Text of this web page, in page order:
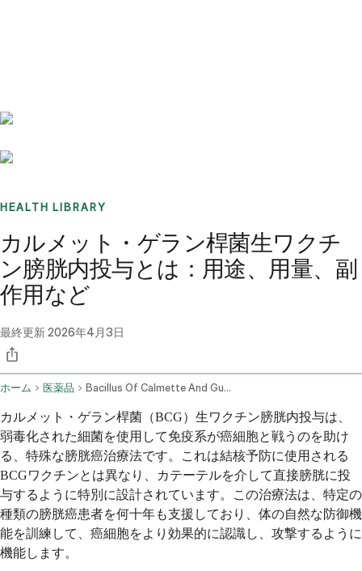
HEALTH LIBRARY
カルメット・ゲラン桿菌生ワクチ
ン膀胱内投与とは：用途、用量、副
作用など
最終更新2026年4月3日
ホーム 医薬品 Bacillus Of Calmette And Guerin Vaccine Live Intravesical Route
カルメット・ゲラン桿菌（BCG）生ワクチン膀胱内投与は、
弱毒化された細菌を使用して免疫系が癌細胞と戦うのを助け
る、特殊な膀胱癌治療法です。これは結核予防に使用される
BCGワクチンとは異なり、カテーテルを介して直接膀胱に投
与するように特別に設計されています。この治療法は、特定の
種類の膀胱癌患者を何十年も支援しており、体の自然な防御機
能を訓練して、癌細胞をより効果的に認識し、攻撃するように
機能します。